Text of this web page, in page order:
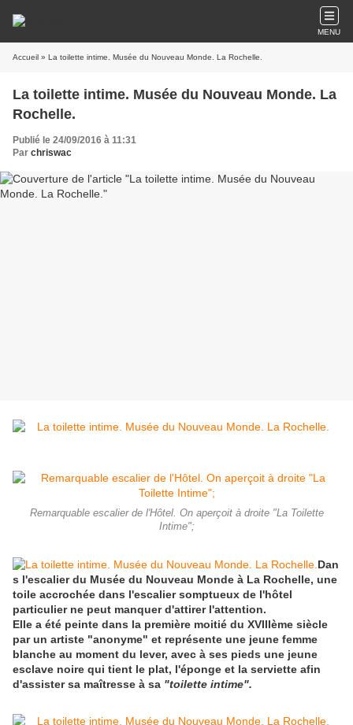
MENU
Accueil » La toilette intime. Musée du Nouveau Monde. La Rochelle.
La toilette intime. Musée du Nouveau Monde. La
Rochelle.
Publié le 24/09/2016 à 11:31
Par chriswac
Remarquable escalier de l'Hôtel. On aperçoit à droite "La Toilette
Intime";
Dan
s l'escalier du Musée du Nouveau Monde à La Rochelle, une
toile accrochée dans l'escalier somptueux de l'hôtel
particulier ne peut manquer d'attirer l'attention.
Elle a été peinte dans la première moitié du XVIIIème siècle
par un artiste "anonyme" et représente une jeune femme
blanche au moment du lever, avec à ses pieds une jeune
esclave noire qui tient le plat, l'éponge et la serviette afin
d'assister sa maîtresse à sa "toilette intime".